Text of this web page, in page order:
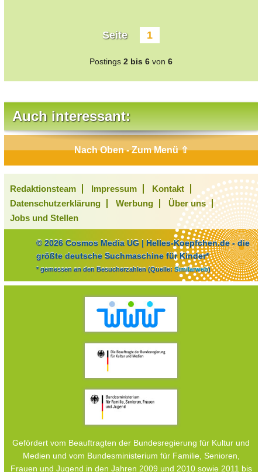
Seite 1
Postings 2 bis 6 von 6
Auch interessant:
Nach Oben - Zum Menü ⇧
Redaktionsteam Impressum
Kontakt
Datenschutzerklärung
Werbung
Über uns
Jobs und Stellen
© 2026 Cosmos Media UG | Helles-Koepfchen.de - die
größte deutsche Suchmaschine für Kinder*
* gemessen an den Besucherzahlen (Quelle: Similarweb)
Gefördert vom Beauftragten der Bundesregierung für Kultur und
Medien und vom Bundesministerium für Familie, Senioren,
Frauen und Jugend in den Jahren 2009 und 2010 sowie 2011 bis